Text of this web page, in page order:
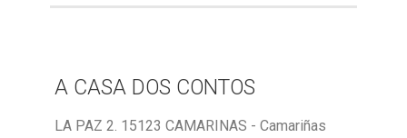
A CASA DOS CONTOS
LA PAZ 2. 15123 CAMARINAS - Camariñas